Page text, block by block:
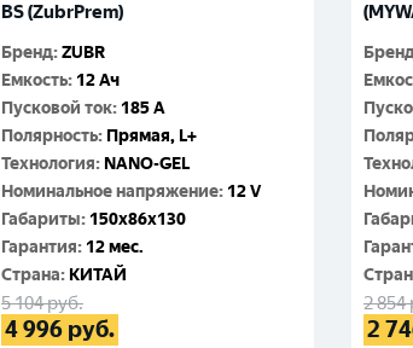
BS (ZubrPrem)
Бренд:ZUBR
Емкость: 12 Ач
Пусковой ток: 185 A
Полярность: Прямая, L+
Технология: NANO-GEL
Номинальное напряжение: 12 V
Габариты: 150x86x130
Гарантия: 12 мес.
Cтрана: КИТАЙ
5 104руб.
4 996 руб.
2 854
2